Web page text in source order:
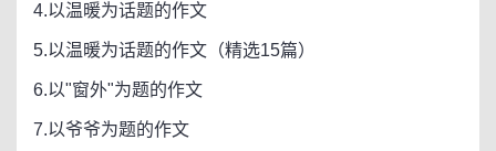
4.以温暖为话题的作文
5.以温暖为话题的作文（精选15篇）
6.以"窗外"为题的作文
7.以爷爷为题的作文